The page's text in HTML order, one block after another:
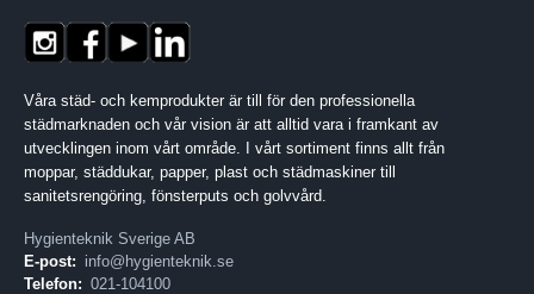
Våra städ- och kemprodukter är till för den professionella
städmarknaden och vår vision är att alltid vara i framkant av
utvecklingen inom vårt område. I vårt sortiment finns allt från
moppar, städdukar, papper, plast och städmaskiner till
sanitetsrengöring, fönsterputs och golvvård.
Hygienteknik Sverige AB
E-post: info@hygienteknik.se
Telefon: 021-104100